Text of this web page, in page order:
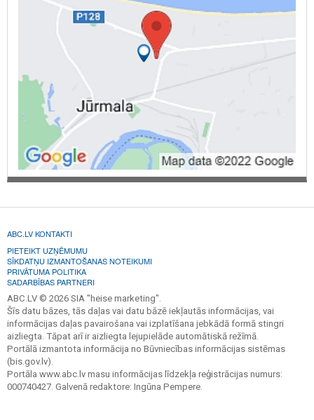
ABC.LV KONTAKTI
PIETEIKT UZŅĒMUMU
SĪKDATŅU IZMANTOŠANAS NOTEIKUMI
PRIVĀTUMA POLITIKA
SADARBĪBAS PARTNERI
ABC.LV © 2026 SIA "heise marketing".
Šīs datu bāzes, tās daļas vai datu bāzē iekļautās informācijas, vai
informācijas daļas pavairošana vai izplatīšana jebkādā formā stingri
aizliegta. Tāpat arī ir aizliegta lejupielāde automātiskā režīmā.
Portālā izmantota informācija no Būvniecības informācijas sistēmas
(bis.gov.lv).
Portāla www.abc.lv masu informācijas līdzekļa reģistrācijas numurs:
000740427. Galvenā redaktore: Ingūna Pempere.